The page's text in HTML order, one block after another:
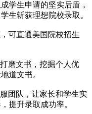
学生申请的坚实后盾，
生斩获理想院校录取。
可直通美国院校招生
磨文书，挖掘个人优
道文书。
团队，让家长和学生实
提升录取成功率。